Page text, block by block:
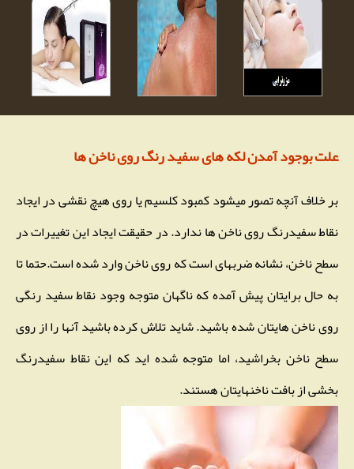
علت بوجود آمدن لکه های سفید رنگ روی ناخن ها
بر خلاف آنچه تصور میشود کمبود کلسیم یا روی هیچ نقشی در ایجاد
نقاط سفیدرنگ روی ناخن ها ندارد. در حقیقت ایجاد این تغییرات در
سطح ناخن، نشانه ضربهای است که روی ناخن وارد شده است.حتما تا
به حال برایتان پیش آمده که ناگهان متوجه وجود نقاط سفید رنگی
روی ناخن هایتان شده باشید. شاید تلاش کرده باشید آنها را از روی
سطح ناخن بخراشید، اما متوجه شده اید که این نقاط سفیدرنگ
بخشی از بافت ناخنهایتان هستند.